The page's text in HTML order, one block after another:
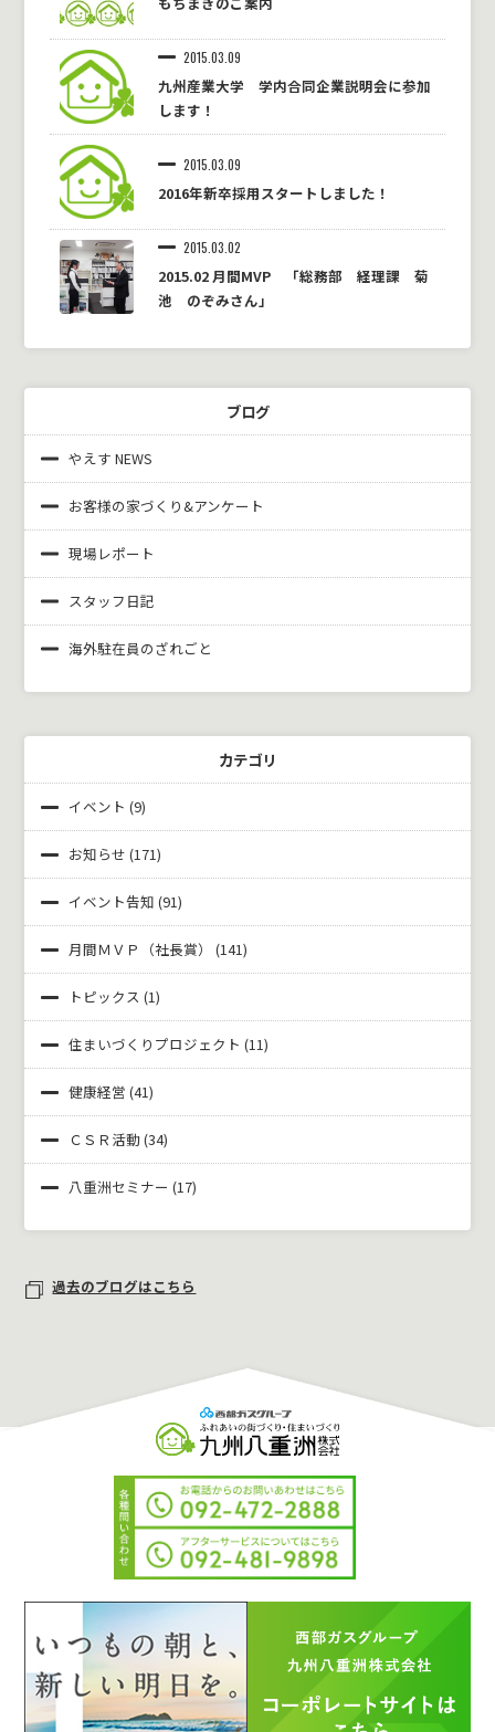
2015.03.09
九州産業大学 学内合同企業説明会に参加
します！
2015.03.09
2016年新卒採用スタートしました！
2015.03.02
2015.02 月間MVP 「総務部 経理課 菊
池 のぞみさん」
ブログ
やえす NEWS
お客様の家づくり&アンケート
現場レポート
スタッフ日記
海外駐在員のざれごと
カテゴリ
イベント (9)
お知らせ (171)
イベント告知 (91)
月間ＭＶＰ（社長賞） (141)
トピックス (1)
住まいづくりプロジェクト (11)
健康経営 (41)
ＣＳＲ活動(34)
八重洲セミナー (17)
過去のブログはこちら